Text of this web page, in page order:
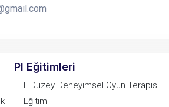
PI Eğitimleri
I. Düzey Deneyimsel Oyun Terapisi
Eğitimi